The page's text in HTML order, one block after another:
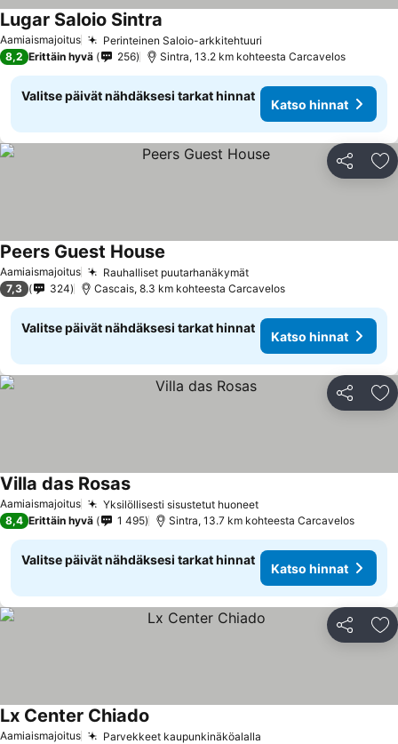
Aamiaismajoitus Perinteinen Saloio-arkkitehtuuri
Lugar Saloio Sintra
8,2 Erittäin hyvä 256 Sintra, 13.2 km kohteesta Carcavelos
Valitse päivät nähdäksesi tarkat hinnat
Katso hinnat
Jaa
Aamiaismajoitus Rauhalliset puutarhanäkymät
Peers Guest House
7,3 324 Cascais, 8.3 km kohteesta Carcavelos
Valitse päivät nähdäksesi tarkat hinnat
Katso hinnat
Jaa
Aamiaismajoitus Yksilöllisesti sisustetut huoneet
Villa das Rosas
8,4 Erittäin hyvä 1 495 Sintra, 13.7 km kohteesta Carcavelos
Valitse päivät nähdäksesi tarkat hinnat
Katso hinnat
Jaa
Aamiaismajoitus Parvekkeet kaupunkinäköalalla
Lx Center Chiado